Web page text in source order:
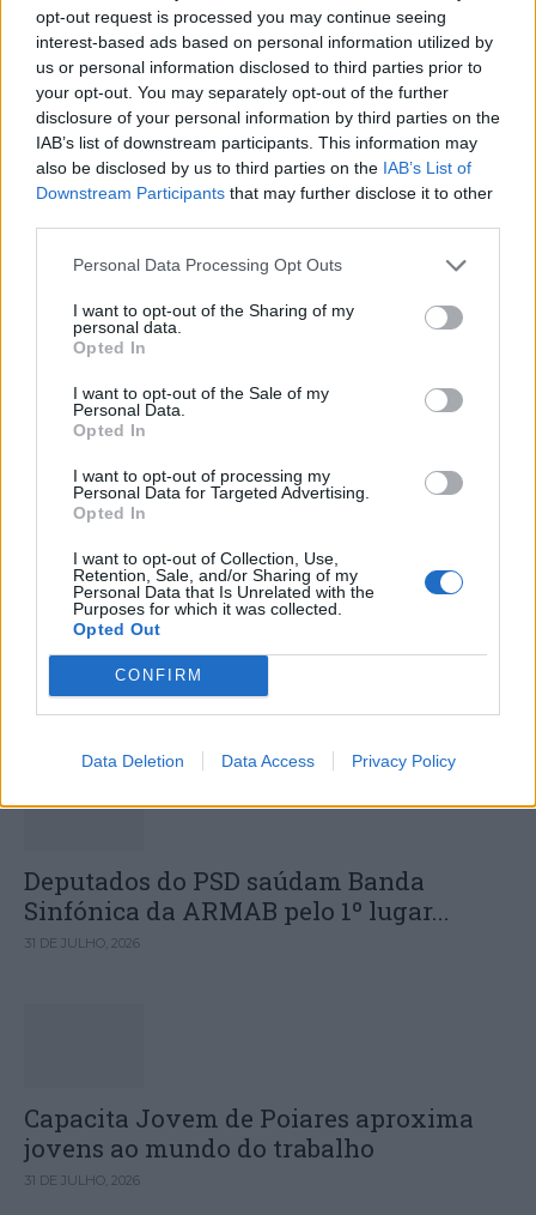
opt-out request is processed you may continue seeing
interest-based ads based on personal information utilized by
us or personal information disclosed to third parties prior to
your opt-out. You may separately opt-out of the further
disclosure of your personal information by third parties on the
IAB’s list of downstream participants. This information may
also be disclosed by us to third parties on the IAB’s List of
Downstream Participants that may further disclose it to other
Personal Data Processing Opt Outs
I want to opt-out of the Sharing of my
personal data.
Opted In
I want to opt-out of the Sale of my
Personal Data.
Opted In
I want to opt-out of processing my
Personal Data for Targeted Advertising.
Opted In
I want to opt-out of Collection, Use,
Retention, Sale, and/or Sharing of my
Personal Data that Is Unrelated with the
Purposes for which it was collected.
Opted Out
CONFIRM
Data Deletion Data Access Privacy Policy
Capacita Jovem de Poiares aproxima
Colheita de sangue regressa ao
Hospital Sousa Martins durante o mês
de agosto
DESTAQUES
Deputados do PSD saúdam Banda
Sinfónica da ARMAB pelo 1º lugar...
31 DE JULHO, 2026
Capacita Jovem de Poiares aproxima
jovens ao mundo do trabalho
31 DE JULHO, 2026